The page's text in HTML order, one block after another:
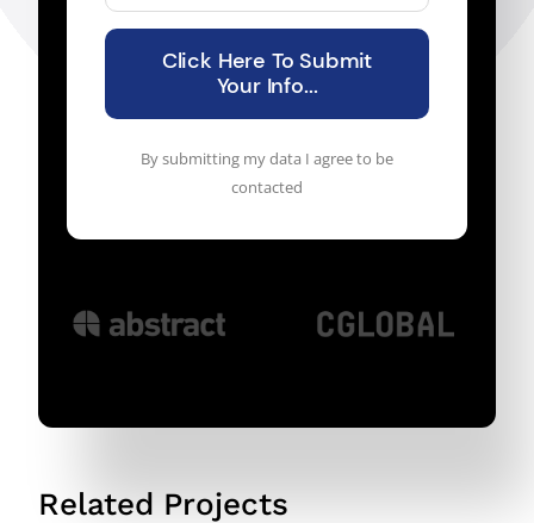
Click Here To Submit
Your Info...
By submitting my data I agree to be
contacted
Related Projects